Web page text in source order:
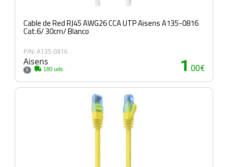
Cable de Red RJ45 AWG26 CCA UTP Aisens A135-0816
Cat.6/ 30cm/ Blanco
P/N: A135-0816
Aisens
2 180 uds. 1 .00€